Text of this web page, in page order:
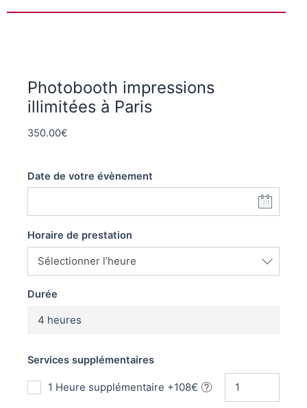
Photobooth impressions
illimitées à Paris
350.00€
Date de votre évènement
Horaire de prestation
Durée
4 heures
Services supplémentaires
1 Heure supplémentaire +108€